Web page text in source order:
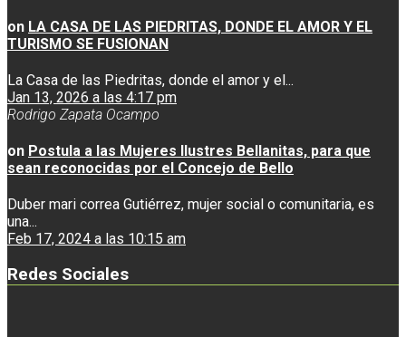
on LA CASA DE LAS PIEDRITAS, DONDE EL AMOR Y EL
TURISMO SE FUSIONAN
La Casa de las Piedritas, donde el amor y el...
Jan 13, 2026 a las 4:17 pm
Rodrigo Zapata Ocampo
on Postula a las Mujeres Ilustres Bellanitas, para que
sean reconocidas por el Concejo de Bello
Duber mari correa Gutiérrez, mujer social o comunitaria, es
una...
Feb 17, 2024 a las 10:15 am
Redes Sociales